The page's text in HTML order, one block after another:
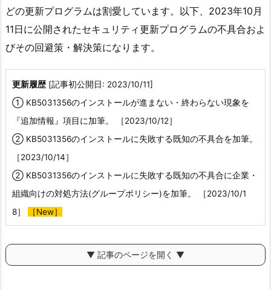
どの更新プログラムは割愛しています。以下、2023年10月
11日に公開されたセキュリティ更新プログラムの不具合およ
びその回避策・解決策になります。
更新履歴 [記事初公開日: 2023/10/11]
① KB5031356のインストールが進まない・終わらない現象を
『追加情報』項目に加筆。 ［2023/10/12］
② KB5031356のインストールに失敗する既知の不具合を加筆。
［2023/10/14］
② KB5031356のインストールに失敗する既知の不具合に企業・
組織向けの対処方法(グループポリシー)を加筆。 ［2023/10/1
8］
［New］
▼ 記事のページを開く ▼